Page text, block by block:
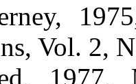
Vol. 2,
1977,